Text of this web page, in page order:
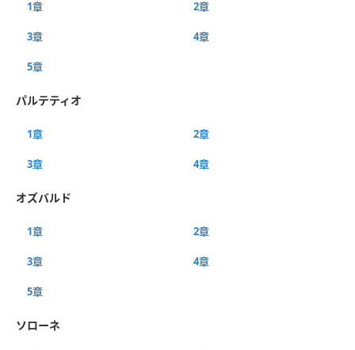
1章 2章
3章 4章
5章
パルテティオ
1章 2章
3章 4章
オズバルド
1章 2章
3章 4章
5章
ソローネ